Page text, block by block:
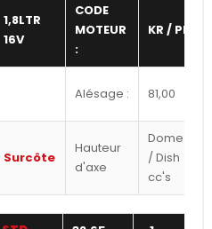
1,8LTR
16V
CODE
MOTEUR
:
KR / PL
Alésage : 81,00
Surcôte
Hauteur
d'axe
Dome
/ Dish
cc's